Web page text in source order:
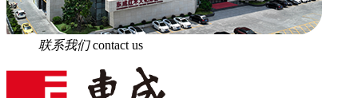
联系我们 contact us